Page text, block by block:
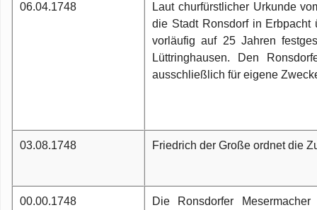
06.04.1748
Laut churfürstlicher Urkunde
die Stadt Ronsdorf in Erbpacht
vorläufig auf 25 Jahren
Lüttringhausen. Den
ausschließlich für eigene
03.08.1748 Friedrich der Große ordnet die
00.00.1748
Die Ronsdorfer